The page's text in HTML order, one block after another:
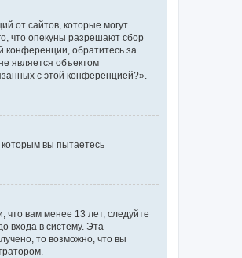
от сайтов, которые могут
что опекуны разрешают сбор
конференции, обратитесь за
является объектом
с этой конференцией?».
вы пытаетесь
что вам менее 13 лет, следуйте
входа в систему. Эта
то возможно, что вы